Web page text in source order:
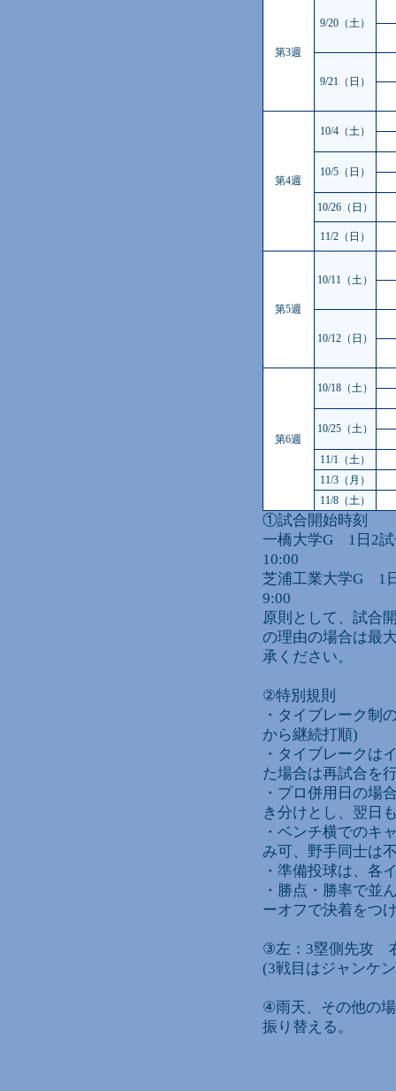
第3週
9/20（土）
9/21（日）
第4週
10/4（土）
10/5（日）
10/26（日）
11/2（日）
第5週
10/11（土）
10/12（日）
第6週
10/18（土）
10/25（土）
11/1（土）
11/3（月）
11/8（土）
①試合開始時刻
一橋大学G 1日2
10:00
芝浦工業大学G
9:00
原則として、試合
の理由の場合は最
承ください。
②特別規則
・タイブレーク制
から継続打順)
・タイブレークは
た場合は再試合を
・プロ併用日の場
き分けとし、翌日
・ベンチ横でのキ
み可、野手同士は
・準備投球は、各
・勝点・勝率で並
ーオフで決着をつ
③左：3塁側先攻
(3戦目はジャンケ
④雨天、その他の
振り替える。